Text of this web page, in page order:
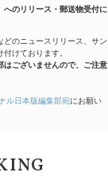
へのリリース・郵送物受付に
どのニュースリリース、サン
けております。
ございませんので、ご注意
ル日本版編集部宛にお願い